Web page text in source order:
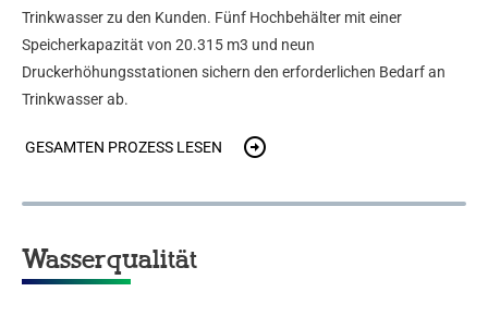
Trinkwasser zu den Kunden. Fünf Hochbehälter mit einer
Speicherkapazität von 20.315 m3 und neun
Druckerhöhungsstationen sichern den erforderlichen Bedarf an
Trinkwasser ab.
GESAMTEN PROZESS LESEN
Wasserqualität